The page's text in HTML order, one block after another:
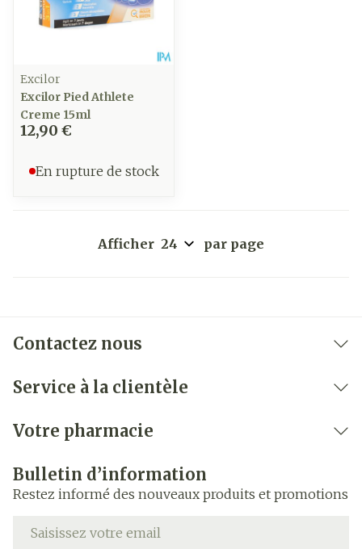
Excilor
Excilor Pied Athlete
Creme 15ml
12,90 €
En rupture de stock
Afficher par page
Contactez nous
Service à la clientèle
Votre pharmacie
Bulletin d’information
Restez informé des nouveaux produits et promotions
Adresse mail